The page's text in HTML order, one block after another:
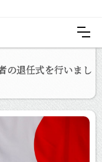
の退任式を行いまし